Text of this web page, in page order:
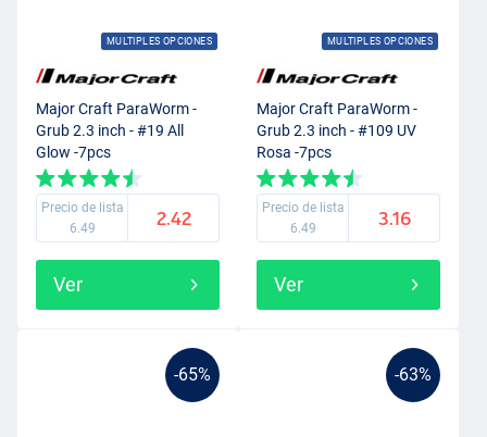
MULTIPLES OPCIONES
Major Craft ParaWorm -
Grub 2.3 inch - #19 All
Glow -7pcs
Precio de lista
6.49
2.42
Ver
MULTIPLES OPCIONES
Major Craft ParaWorm -
Grub 2.3 inch - #109 UV
Rosa -7pcs
Precio de lista
6.49
3.16
Ver
-65% -63%